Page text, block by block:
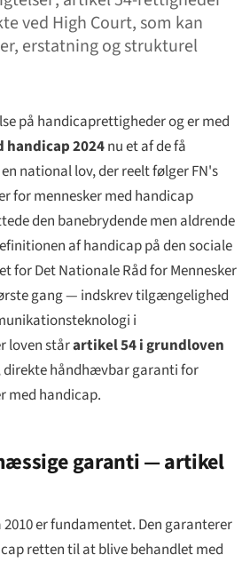
ved High Court, som kan
erstatning og strukturel
på handicaprettigheder og er med
handicap 2024nu et af de få
national lov, der reelt følger FN's
for mennesker med handicap
den banebrydende men aldrende
af handicap på den sociale
for Det Nationale Råd for Mennesker
gang — indskrev tilgængelighed
i
loven stårartikel 54 i grundloven
direkte håndhævbar garanti for
med handicap.
garanti — artikel
er fundamentet. Den garanterer
retten til at blive behandlet med